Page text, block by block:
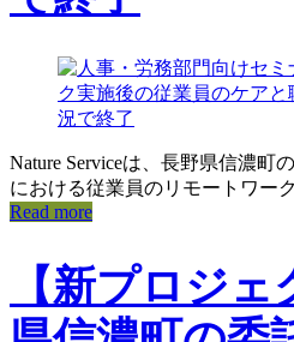
Nature Serviceは、長野県信濃町
における従業員のリモートワー
Read more
【新プロジ